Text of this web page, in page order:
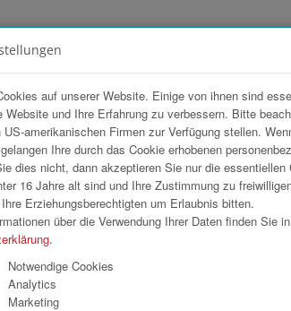
AG
Download
auf unserer Website. Einige von ihnen sind
Website und Ihre Erfahrung zu verbessern. Bitte
amerikanischen Firmen zur Verfügung stellen.
Ihre durch das Cookie erhobenen
dies nicht, dann akzeptieren Sie nur die essentiellen
16 Jahre alt sind und Ihre Zustimmung zu
Erziehungsberechtigten um Erlaubnis bitten.
über die Verwendung Ihrer Daten finden Sie
.
Notwendige Cookies
Analytics
Marketing